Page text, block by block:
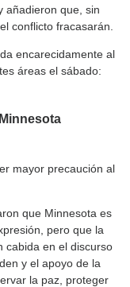
añadieron que, sin
conflicto fracasarán.
encarecidamente al
áreas el sábado:
mayor precaución al
que Minnesota es
pero que la
cabida en el discurso
y el apoyo de la
la paz, proteger